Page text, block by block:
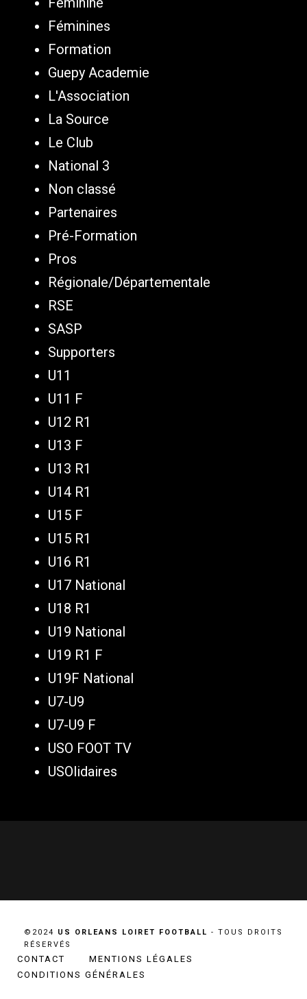
Féminines
Formation
Guepy Academie
L'Association
La Source
Le Club
National 3
Non classé
Partenaires
Pré-Formation
Pros
Régionale/Départementale
RSE
SASP
Supporters
U11
U11 F
U12 R1
U13 F
U13 R1
U14 R1
U15 F
U15 R1
U16 R1
U17 National
U18 R1
U19 National
U19 R1 F
U19F National
U7-U9
U7-U9 F
USO FOOT TV
USOlidaires
©2024 US ORLEANS LOIRET FOOTBALL - TOUS DROITS
RÉSERVÉS
CONTACT
MENTIONS LÉGALES
CONDITIONS GÉNÉRALES